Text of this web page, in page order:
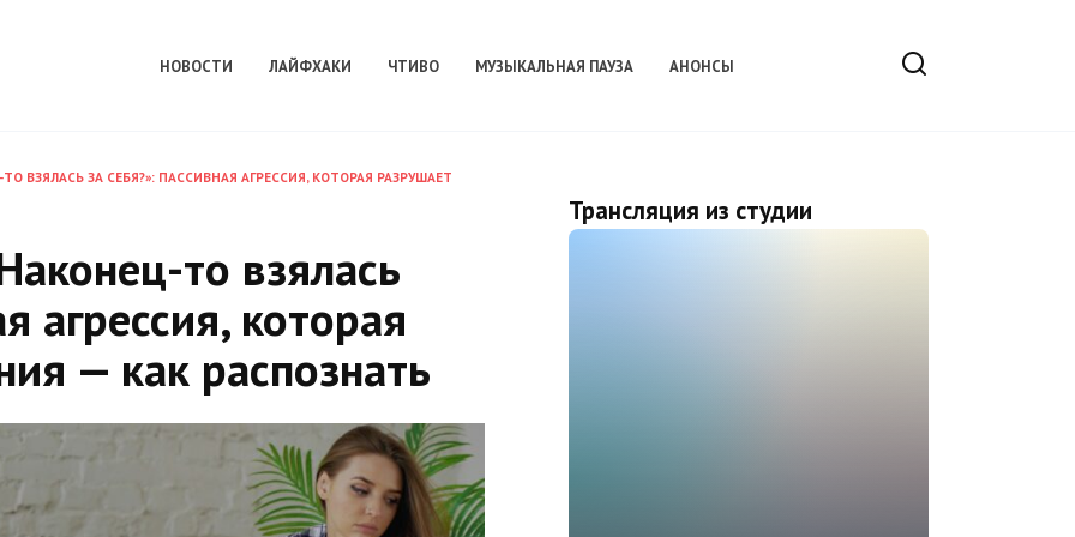
НОВОСТИ ЛАЙФХАКИ ЧТИВО МУЗЫКАЛЬНАЯ ПАУЗА АНОНСЫ
ВЗЯЛАСЬ ЗА СЕБЯ?»: ПАССИВНАЯ АГРЕССИЯ, КОТОРАЯ РАЗРУШАЕТ
то взялась
агрессия, которая
— как распознать
Трансляция из студии